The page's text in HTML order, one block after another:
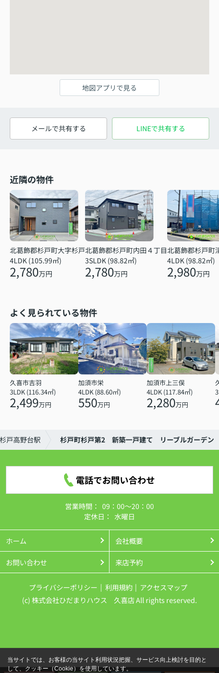
地図アプリで見る
メールで共有する LINEで共有する
近隣の物件
北葛飾郡杉戸町大字杉戸
4LDK (105.99㎡)
2,780万円
北葛飾郡杉戸町内田４丁目
3SLDK (98.82㎡)
2,780万円
北葛飾郡杉戸町
4LDK (98.82㎡)
2,980万円
よく見られている物件
久喜市吉羽
3LDK (116.34㎡)
2,499万円
加須市栄
4LDK (88.60㎡)
550万円
加須市上三俣
4LDK (117.84㎡)
2,280万円
杉戸高野台駅 杉戸町杉戸第2 新築一戸建て リーブルガーデン
電話でお問い合わせ
営業時間： 09：00～20：00
定休日： 水曜日
ホーム 会社概要
お問い合わせ 来店予約
プライバシーポリシー 利用規約
アクセスマップ
(c) 株式会社ひだまりハウス 久喜店 All rights reserved.
当サイトでは、お客様の当サイト利用状況把握、サービス向上検討を目的と
して、クッキー（Cookie）を使用しています。